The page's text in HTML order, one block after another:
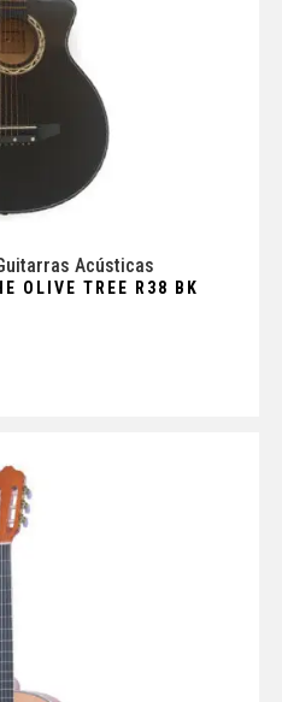
Acústicas
OLIVE TREE R38 BK